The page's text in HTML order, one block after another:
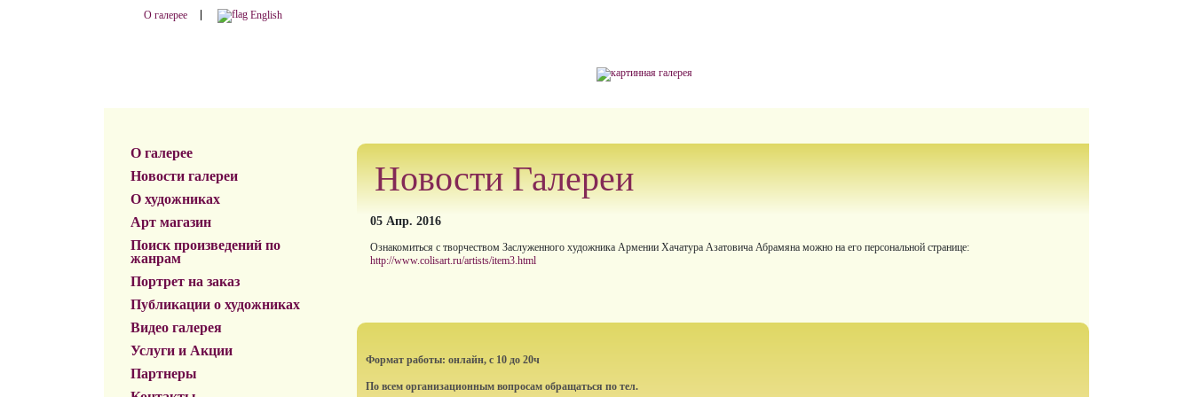
О галерее English
О галерее
Новости галереи
О художниках
Арт магазин
Поиск произведений по
жанрам
Портрет на заказ
Публикации о художниках
Видео галерея
Услуги и Акции
Партнеры
Новости Галереи
05 Апр. 2016
Ознакомиться с творчеством Заслуженного художника Армении Хачатура Азатовича Абрамяна можно на его персональной странице:
http://www.colisart.ru/artists/item3.html
Формат работы: онлайн, с 10 до 20ч
По всем организационным вопросам обращаться по тел.